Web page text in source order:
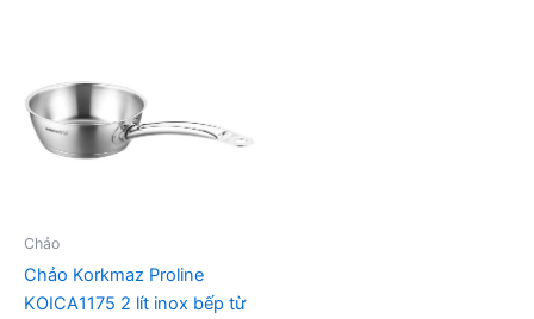
Chảo
Chảo Korkmaz Proline
KOICA1175 2 lít inox bếp từ